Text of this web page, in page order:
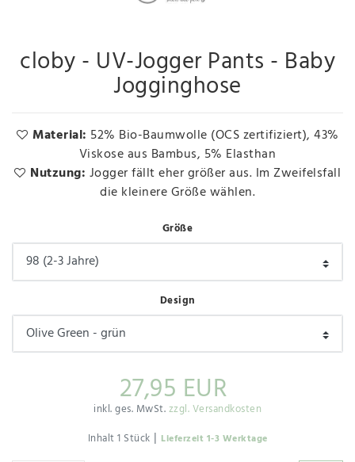
cloby - UV-Jogger Pants - Baby
Jogginghose
Material: 52% Bio-Baumwolle (OCS zertifiziert), 43%
Viskose aus Bambus, 5% Elasthan
Nutzung: Jogger fällt eher größer aus. Im Zweifelsfall
die kleinere Größe wählen.
Größe
Design
27,95 EUR
inkl. ges. MwSt.zzgl. Versandkosten
Inhalt1 Stück | Lieferzeit 1-3 Werktage